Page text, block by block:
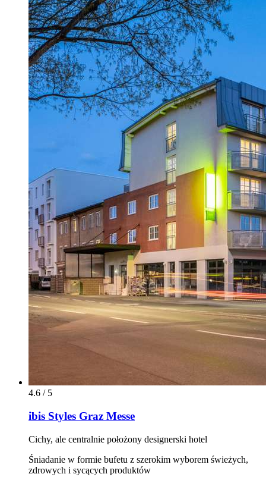
4.6 / 5
ibis Styles Graz Messe
Cichy, ale centralnie położony designerski hotel
Śniadanie w formie bufetu z szerokim wyborem świeżych,
zdrowych i sycących produktów